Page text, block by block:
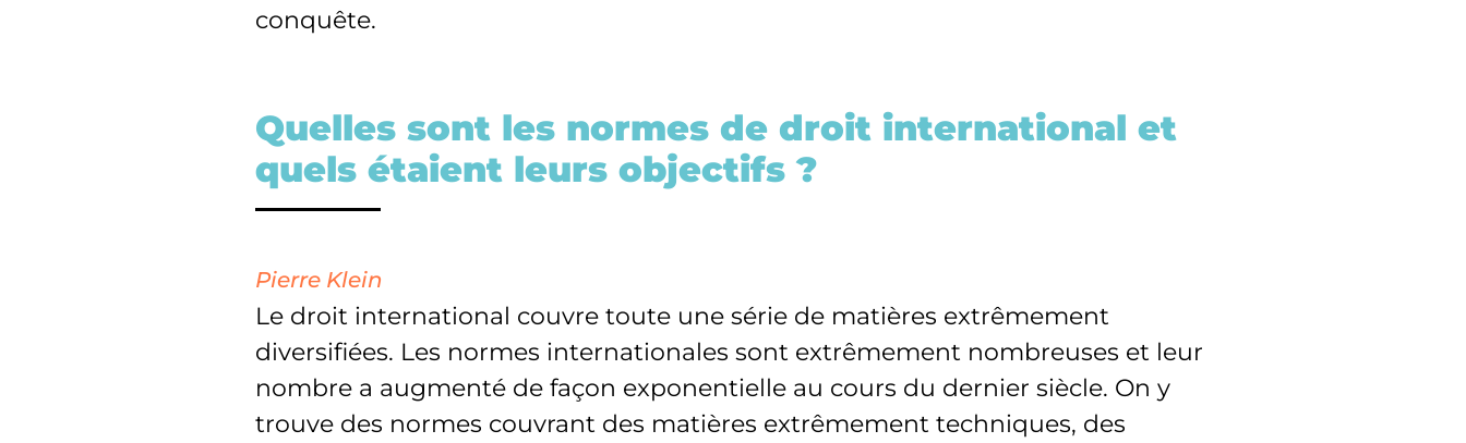
conquête.
Quelles sont les normes de droit international et
quels étaient leurs objectifs ?
Pierre Klein
Le droit international couvre toute une série de matières extrêmement
diversifiées. Les normes internationales sont extrêmement nombreuses et leur
nombre a augmenté de façon exponentielle au cours du dernier siècle. On y
trouve des normes couvrant des matières extrêmement techniques, des